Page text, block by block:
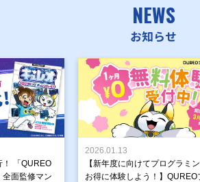
NEWS
お知らせ
！ 「QUREO
面監修マン
2026.01.13
【新年度に向けてプログラミ
お得に体験しよう！】QUREO